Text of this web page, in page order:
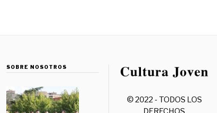
SOBRE NOSOTROS
© 2022 - TODOS LOS